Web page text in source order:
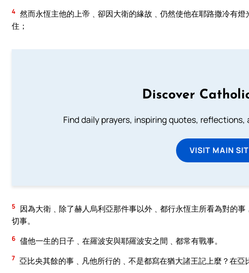
4 然而永恆主他的上帝﹑卻因大衛的緣故﹑仍然使他在耶路撒冷有
住；
Discover
Find daily prayers, inspiring quotes,
VISIT MAIN
5
因為大衛﹑除了赫人烏利亞那件事以外﹑都行永恆主所看為對的
切事。
6 儘他一生的日子﹑在羅波安與耶羅波安之間﹑都常有戰事。
7 亞比央其餘的事﹑凡他所行的﹑不是都寫在猶大諸王記上麼？在亞